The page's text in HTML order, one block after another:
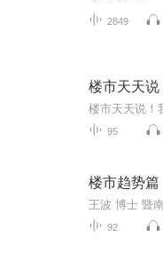
2849
楼市天天说
95
楼市趋势篇
92